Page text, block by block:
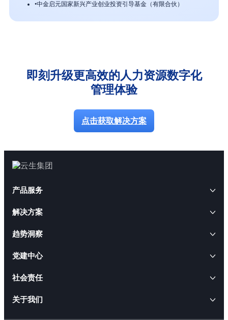
•中金启元国家新兴产业创业投资引导基金（有限合伙）
即刻升级更高效的人力资源数字化
管理体验
点击获取解决方案
产品服务
AI+人事
AI+软件
解决方案
云生AI解决方案
云生智慧服务解决方案
趋势洞察
云生动态
CEO访谈
云生活动
党建中心
社会责任
ESG报告
关于我们